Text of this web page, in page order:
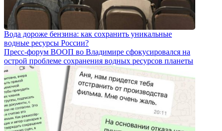
Вода дороже бензина: как сохранить уникальные
водные ресурсы России?
Пресс-форум ВООП во Владимире сфокусировался на
острой проблеме сохранения водных ресурсов планеты